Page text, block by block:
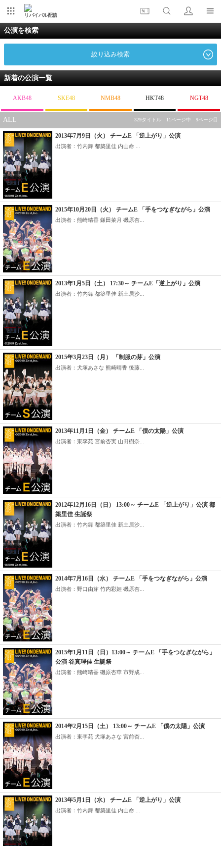
リバイバル配信
公演を検索
絞り込み検索
新着の公演一覧
AKB48 SKE48 NMB48 HKT48 NGT48
ALL 329タイトル 11ページ中 9ページ目
2013年7月9日（火） チームE 「逆上がり」公演
出演者：竹内舞 都築里佳 内山命 ...
2015年10月20日（火） チームE 「手をつなぎながら」公演
出演者：熊崎晴香 鎌田菜月 磯原杏...
2013年1月5日（土） 17:30～ チームE「逆上がり」公演
出演者：竹内舞 都築里佳 新土居沙...
2015年3月23日（月） 「制服の芽」公演
出演者：犬塚あさな 熊崎晴香 後藤...
2013年11月1日（金） チームE 「僕の太陽」公演
出演者：東李苑 宮前杏実 山田樹奈...
2012年12月16日（日） 13:00～ チームE 「逆上がり」公演 都
築里佳 生誕祭
出演者：竹内舞 都築里佳 新土居沙...
2014年7月16日（水） チームE 「手をつなぎながら」公演
出演者：野口由芽 竹内彩姫 磯原杏...
2015年1月11日（日）13:00～ チームE 「手をつなぎながら」
公演 谷真理佳 生誕祭
出演者：熊崎晴香 磯原杏華 市野成...
2014年2月15日（土） 13:00～ チームE 「僕の太陽」公演
出演者：東李苑 犬塚あさな 宮前杏...
2013年5月1日（水） チームE 「逆上がり」公演
出演者：竹内舞 都築里佳 内山命 ...